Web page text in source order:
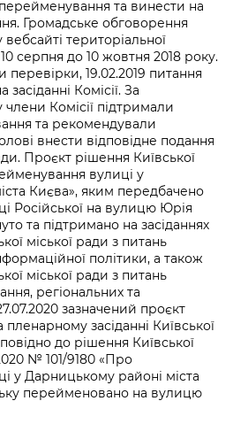
та винести на
Громадське обговорення
територіальної
серпня до 10 жовтня 2018 року.
перевірки, 19.02.2019 питання
Комісії. За
Комісії підтримали
та рекомендували
внести відповідне подання
Проєкт рішення Київської
вулиці у
Києва», яким передбачено
Російської на вулицю Юрія
та підтримано на засіданнях
міської ради з питань
політики, а також
міської ради з питань
регіональних та
зазначений проєкт
засіданні Київської
до рішення Київської
№ 101/9180 «Про
у Дарницькому районі міста
перейменовано на вулицю